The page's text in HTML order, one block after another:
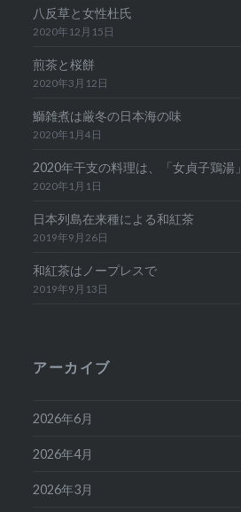
八反草と女性杜氏
2020年12月15日
煎茶と桜餅
2020年3月12日
鰤雑煮は厳冬の日本海の味
2020年1月4日
2020年干支の料理は、「女貞子鶏湯」
2020年1月1日
日本列島在来種による和紅茶
2019年9月26日
和紅茶はノープレスで
2019年9月13日
アーカイブ
2026年6月
2026年4月
2026年3月